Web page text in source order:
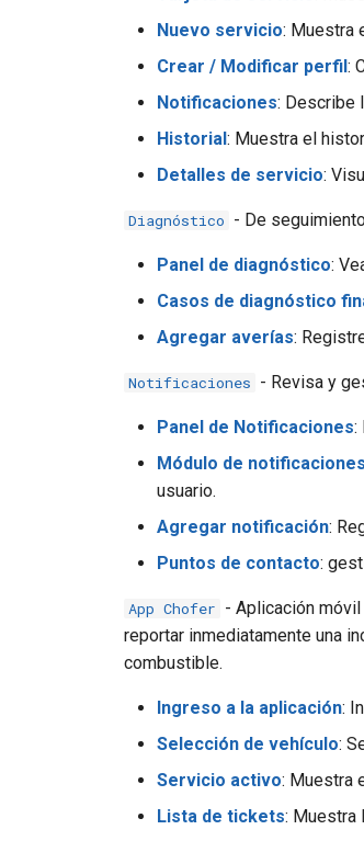
Nuevo servicio: Muestra
Crear / Modificar perfil:
Notificaciones: Describe
Historial: Muestra el
Detalles de servicio:
Diagnóstico - De
Panel de diagnóstico:
Casos de diagnóstico
Agregar averías:
Notificaciones - Revisa y
Panel de Notificaciones:
Módulo de notificaciones
usuario.
Agregar notificación:
Puntos de contacto:
App Chofer - Aplicación
reportar inmediatamente una
combustible.
Ingreso a la aplicación:
Selección de vehículo:
Servicio activo: Muestra
Lista de tickets: Muestra